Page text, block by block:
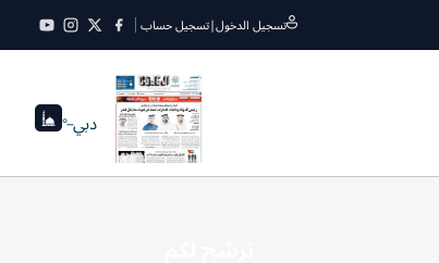
تسجيل الدخول|تسجيل حساب
دبي--°